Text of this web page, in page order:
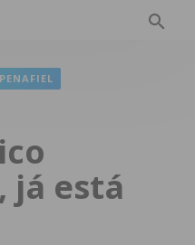
PENAFIEL
já está